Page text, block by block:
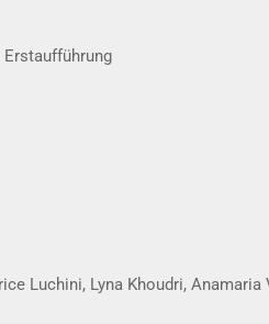
Erstaufführung
Luchini, Lyna Khoudri,